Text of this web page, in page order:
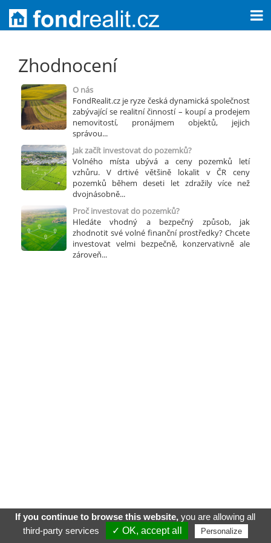
Zhodnocení
O nás
FondRealit.cz je ryze česká dynamická společnost
zabývající se realitní činností – koupí a prodejem
nemovitostí, pronájmem objektů, jejich
správou...
Jak začít investovat do pozemků?
Volného místa ubývá a ceny pozemků letí
vzhůru. V drtivé většině lokalit v ČR ceny
pozemků během deseti let zdražily více než
dvojnásobně...
Proč investovat do pozemků?
Hledáte vhodný a bezpečný způsob, jak
zhodnotit své volné finanční prostředky? Chcete
investovat velmi bezpečně, konzervativně ale
zároveň...
If you continue to browse this website, you are allowing all
third-party services
✓ OK, accept all Personalize